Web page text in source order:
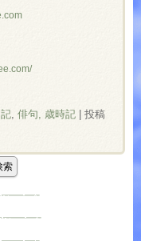
俳句, 歳時記 | 投稿